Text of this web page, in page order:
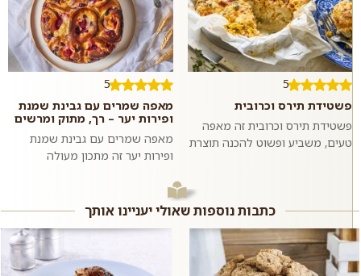
5
פשטידת תירס וכרובית
פשטידת תירס וכרובית זה מאפה
טעים, משביע ופשוט להכנה תוצרת
5
מאפה שמרים עם גבינת שמנת
ופירות יער – רך, מתוק ומרשים
מאפה שמרים עם גבינת שמנת
ופירות יער זה מתכון מעולה
מתקתק וקטיפתי עם תוספת פירות
יער רעננים. ה...
כתבות נוספות שאולי יעניינו אותך